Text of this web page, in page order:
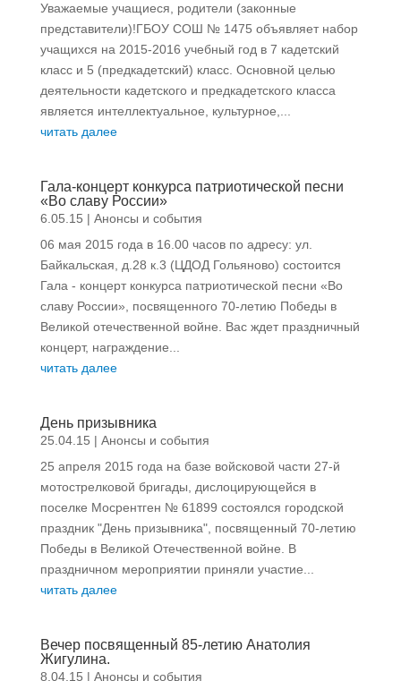
Уважаемые учащиеся, родители (законные
представители)!ГБОУ СОШ № 1475 объявляет набор
учащихся на 2015-2016 учебный год в 7 кадетский
класс и 5 (предкадетский) класс. Основной целью
деятельности кадетского и предкадетского класса
является интеллектуальное, культурное,...
читать далее
Гала-концерт конкурса патриотической песни
«Во славу России»
6.05.15 | Анонсы и события
06 мая 2015 года в 16.00 часов по адресу: ул.
Байкальская, д.28 к.3 (ЦДОД Гольяново) состоится
Гала - концерт конкурса патриотической песни «Во
славу России», посвященного 70-летию Победы в
Великой отечественной войне. Вас ждет праздничный
концерт, награждение...
читать далее
День призывника
25.04.15 | Анонсы и события
25 апреля 2015 года на базе войсковой части 27-й
мотострелковой бригады, дислоцирующейся в
поселке Мосрентген № 61899 состоялся городской
праздник "День призывника", посвященный 70-летию
Победы в Великой Отечественной войне. В
праздничном мероприятии приняли участие...
читать далее
Вечер посвященный 85-летию Анатолия
Жигулина.
8.04.15 | Анонсы и события